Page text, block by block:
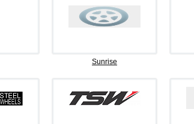
Sunrise